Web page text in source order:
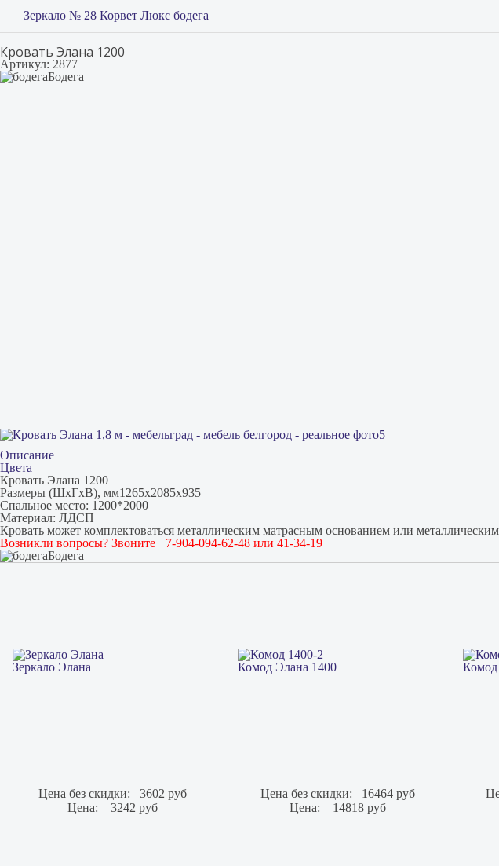
Зеркало № 28 Корвет Люкс бодега
Кровать Элана 1200
Артикул: 2877
Бодега
Описание
Цвета
Кровать Элана 1200
Размеры (ШхГхВ), мм1265х2085х935
Спальное место: 1200*2000
Материал: ЛДСП
Кровать может комплектоваться металлическим матрасным основанием или
Возникли вопросы? Звоните +7-904-094-62-48 или 41-34-19
Бодега
Зеркало Элана
Цена без скидки:
3602 руб
Цена:
3242 руб
Комод Элана 1400
Цена без скидки:
16464 руб
Цена:
14818 руб
Комод